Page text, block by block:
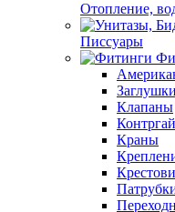
Отопление,
Писсуары
Заглушки
Клапаны
Краны